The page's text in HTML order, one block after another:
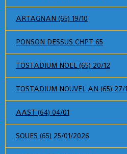
ARTAGNAN (65) 19/10
PONSON DESSUS CHPT 65
TOSTADIUM NOEL (65) 20/12
TOSTADIUM NOUVEL AN (65) 27/
AAST (64) 04/01
SOUES (65) 25/01/2026